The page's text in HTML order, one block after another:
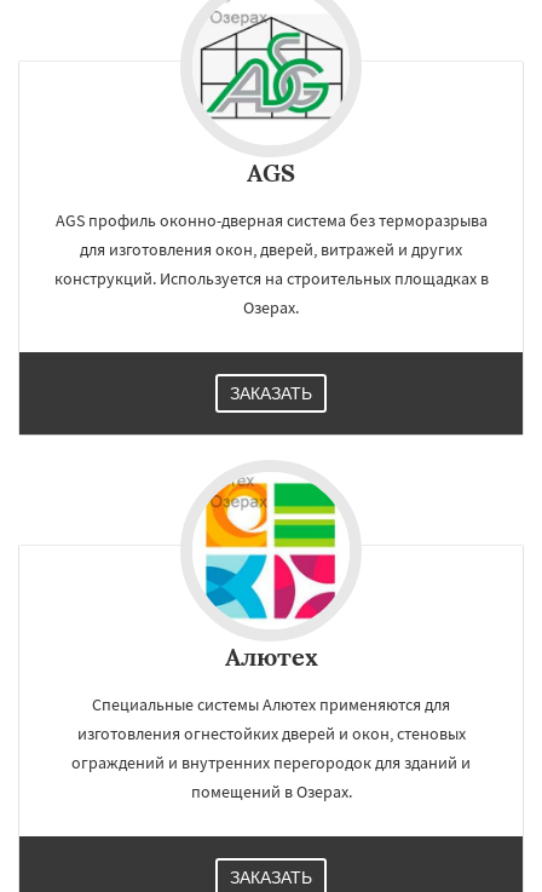
AGS
AGS профиль оконно-дверная система без терморазрыва
для изготовления окон, дверей, витражей и других
конструкций. Используется на строительных площадках в
Озерах.
ЗАКАЗАТЬ
Алютех
Специальные системы Алютех применяются для
изготовления огнестойких дверей и окон, стеновых
ограждений и внутренних перегородок для зданий и
помещений в Озерах.
ЗАКАЗАТЬ